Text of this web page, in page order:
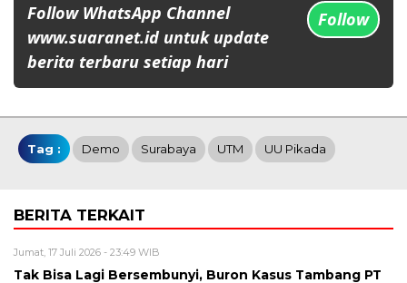
Follow WhatsApp Channel
www.suaranet.id untuk update
berita terbaru setiap hari
Follow
Tag : Demo Surabaya UTM UU Pikada
BERITA TERKAIT
Jumat, 17 Juli 2026 - 23:49 WIB
Tak Bisa Lagi Bersembunyi, Buron Kasus Tambang PT